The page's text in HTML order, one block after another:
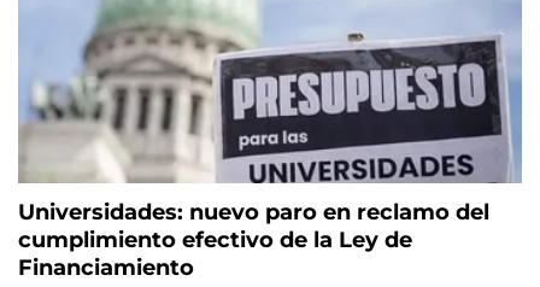
Universidades: nuevo paro en reclamo del
cumplimiento efectivo de la Ley de
Financiamiento